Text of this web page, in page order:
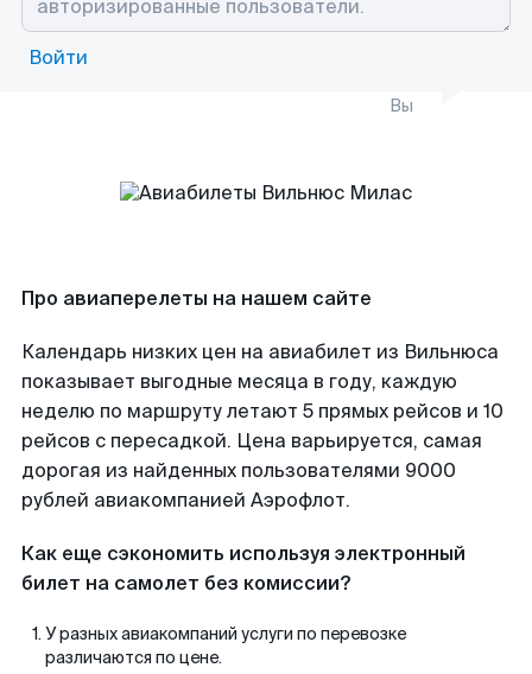
Войти
Вы
Про авиаперелеты на нашем сайте
Календарь низких цен на авиабилет из Вильнюса
показывает выгодные месяца в году, каждую
неделю по маршруту летают 5 прямых рейсов и 10
рейсов с пересадкой. Цена варьируется, самая
дорогая из найденных пользователями 9000
рублей авиакомпанией Аэрофлот.
Как еще сэкономить используя электронный
билет на самолет без комиссии?
У разных авиакомпаний услуги по перевозке
различаются по цене.